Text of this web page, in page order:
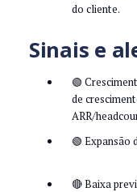
do cliente.
Sinais e
🟢
de
ARR/
🟢 Expansão
🔴 Baixa